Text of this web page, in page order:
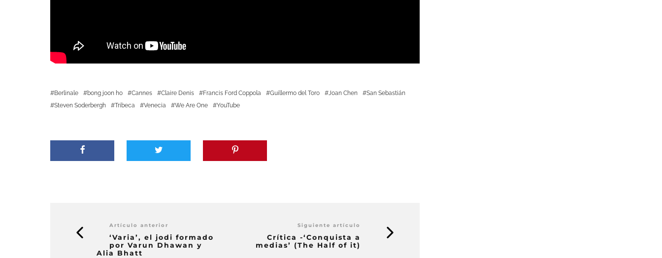
Berlinale bong joon ho Cannes Claire Denis Francis Ford Coppola Guillermo del Toro Joan Chen
San Sebastián
Steven Soderbergh
Tribeca Venecia We Are One YouTube
Artículo anterior
‘Varia’, el jodi formado
por Varun Dhawan y
Alia Bhatt
Siguiente artículo
Crítica -‘Conquista a
medias’ (The Half of it)